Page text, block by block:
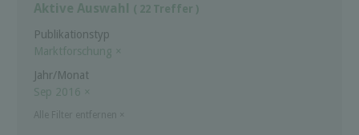
Aktive Auswahl ( 22 Treffer )
Publikationstyp
Marktforschung ×
Jahr/Monat
Sep 2016 ×